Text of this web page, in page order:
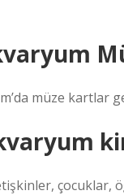
müze kartlar
çocuklar,